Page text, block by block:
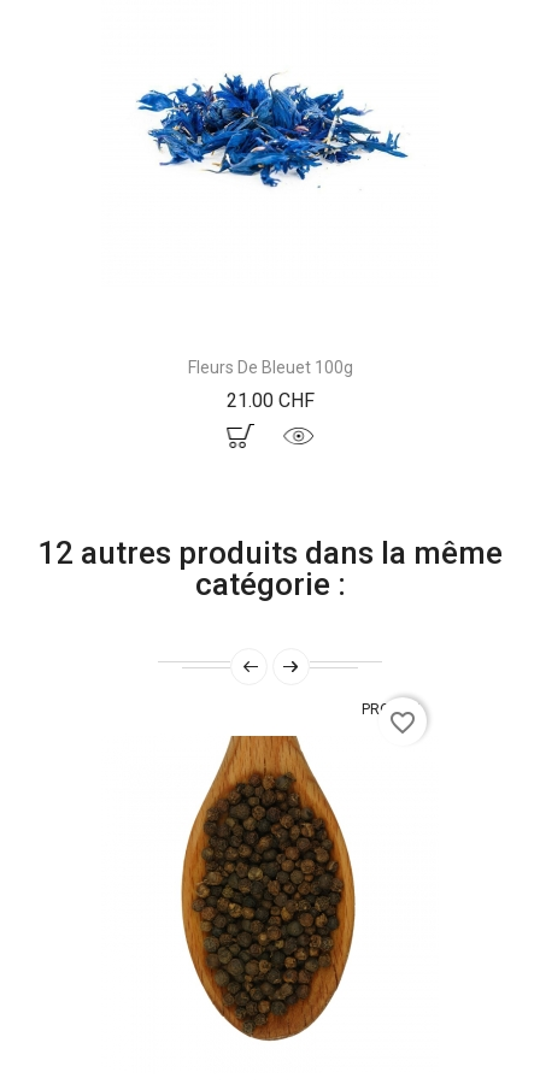
Fleurs De Bleuet 100g
21.00 CHFPrix
12 autres produits dans la même
catégorie :
PROMO !
favorite_border